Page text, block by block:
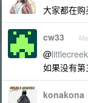
大家都在购
cw33
@littlecreek
如果没有
konakona